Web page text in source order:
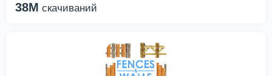
38M скачиваний